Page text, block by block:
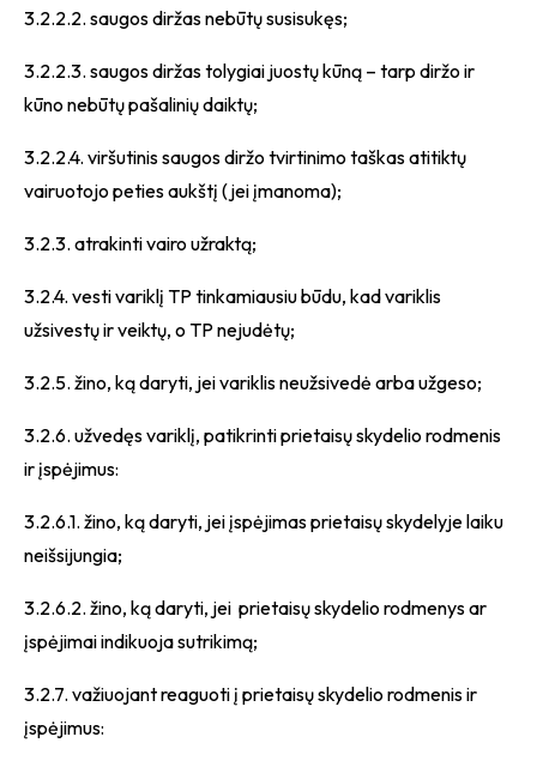
3.2.2.2. saugos diržas nebūtų susisukęs;
3.2.2.3. saugos diržas tolygiai juostų kūną – tarp diržo ir
kūno nebūtų pašalinių daiktų;
3.2.2.4. viršutinis saugos diržo tvirtinimo taškas atitiktų
vairuotojo peties aukštį (jei įmanoma);
3.2.3. atrakinti vairo užraktą;
3.2.4. vesti variklį TP tinkamiausiu būdu, kad variklis
užsivestų ir veiktų, o TP nejudėtų;
3.2.5. žino, ką daryti, jei variklis neužsivedė arba užgeso;
3.2.6. užvedęs variklį, patikrinti prietaisų skydelio rodmenis
ir įspėjimus:
3.2.6.1. žino, ką daryti, jei įspėjimas prietaisų skydelyje laiku
neišsijungia;
3.2.6.2. žino, ką daryti, jei prietaisų skydelio rodmenys ar
įspėjimai indikuoja sutrikimą;
3.2.7. važiuojant reaguoti į prietaisų skydelio rodmenis ir
įspėjimus: